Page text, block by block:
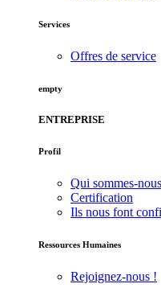
Services
Offres de service
empty
ENTREPRISE
Profil
Qui sommes-
Certification
Ils nous font
Ressources Humaines
Rejoignez-nous !